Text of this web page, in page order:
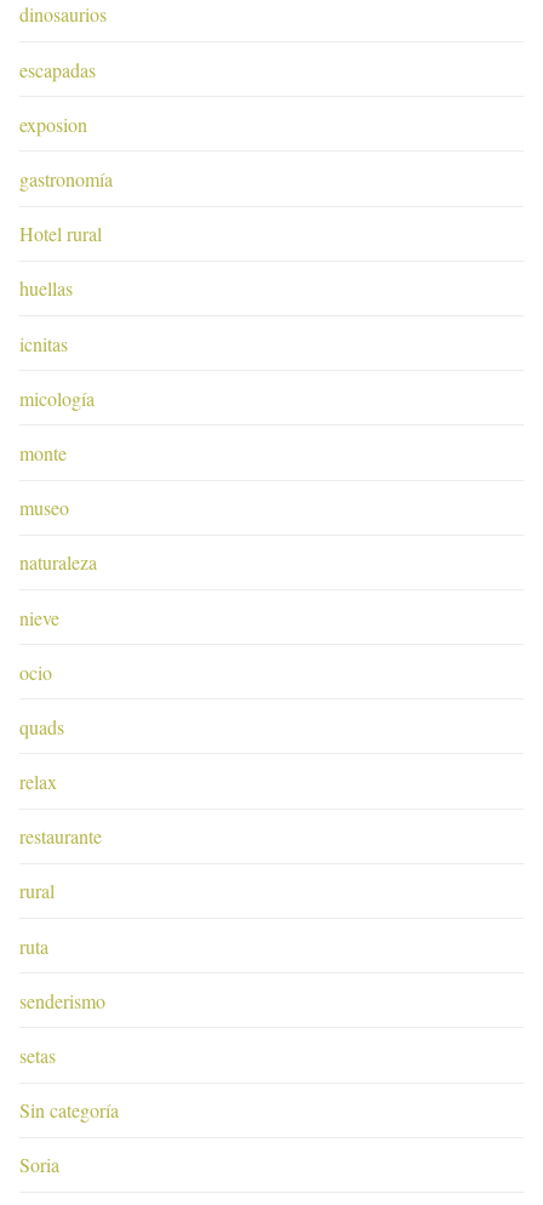
dinosaurios
escapadas
exposion
gastronomía
Hotel rural
huellas
icnitas
micología
monte
museo
naturaleza
nieve
ocio
quads
relax
restaurante
rural
ruta
senderismo
setas
Sin categoría
Soria